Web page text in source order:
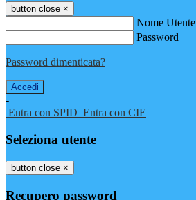
button close ×
Nome Utente
Password
Password dimenticata?
-
Entra con SPID Entra con CIE
Seleziona utente
button close ×
Recupero password